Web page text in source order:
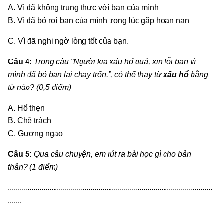
A. Vì đã không trung thực với bạn của mình
B. Vì đã bỏ rơi bạn của mình trong lúc gặp hoạn nạn
C. Vì đã nghi ngờ lòng tốt của bạn.
Câu 4: Trong câu “Người kia xấu hổ quá, xin lỗi bạn vì
mình đã bỏ bạn lại chạy trốn.”, có thể thay từxấu hổ bằng
từ nào? (0,5 điểm)
A. Hổ thẹn
B. Chê trách
C. Gượng ngạo
Câu 5: Qua câu chuyện, em rút ra bài học gì cho bản
thân? (1 điểm)
........................................................................................................
.......